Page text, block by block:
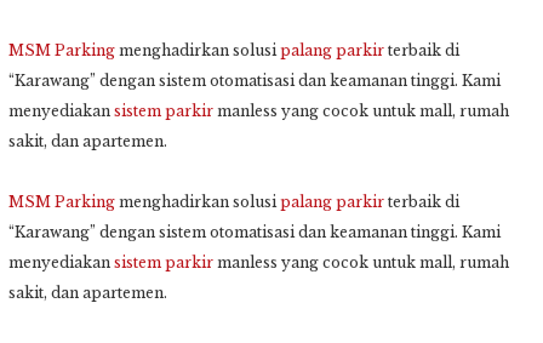
MSM Parking menghadirkan solusipalang parkir terbaik di
“Karawang” dengan sistem otomatisasi dan keamanan tinggi. Kami
menyediakan sistem parkir manless yang cocok untuk mall, rumah
sakit, dan apartemen.
MSM Parking menghadirkan solusipalang parkir terbaik di
“Karawang” dengan sistem otomatisasi dan keamanan tinggi. Kami
menyediakan sistem parkir manless yang cocok untuk mall, rumah
sakit, dan apartemen.